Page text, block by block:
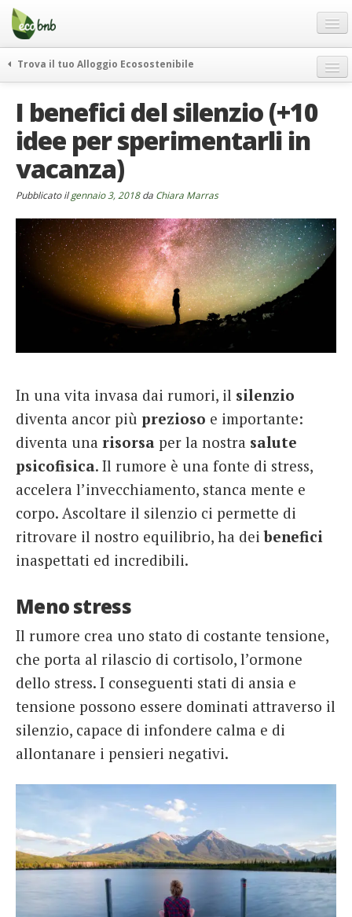
Menu
Salta
contenuto
Offerte Speciali
Regali
FAQ
Chi Siamo
Partner
Contatti
Italiano
German
Italiano
Trova il tuo Alloggio Ecosostenibile
itinerari
curiosità
vivere e viaggiare verde
rassegna stampa
I benefici del silenzio (+10
idee per sperimentarli in
vacanza)
Pubblicato ilgennaio 3, 2018da Chiara Marras
In una vita invasa dai rumori, il silenzio
diventa ancor più prezioso e importante:
diventa una risorsa per la nostra salute
psicofisica. Il rumore è una fonte di stress,
accelera l’invecchiamento, stanca mente e
corpo. Ascoltare il silenzio ci permette di
ritrovare il nostro equilibrio, ha deibenefici
inaspettati ed incredibili.
Meno stress
Il rumore crea uno stato di costante tensione,
che porta al rilascio di cortisolo, l’ormone
dello stress. I conseguenti stati di ansia e
tensione possono essere dominati attraverso il
silenzio, capace di infondere calma e di
allontanare i pensieri negativi.